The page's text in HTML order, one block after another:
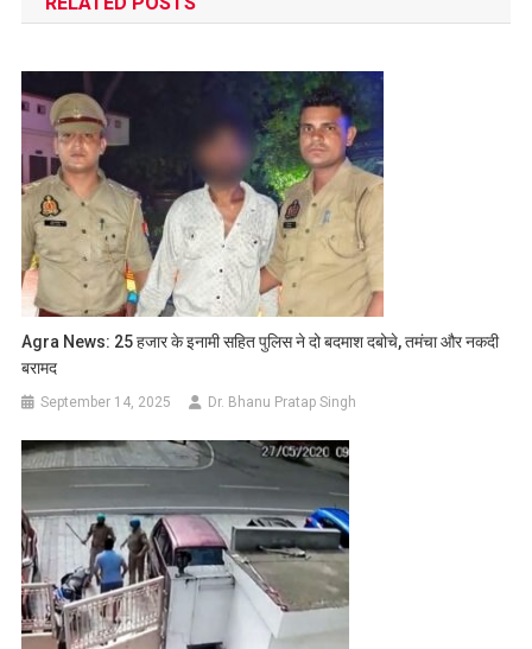
Agra News: 25 हजार के इनामी सहित पुलिस ने दो बदमाश दबोचे, तमंचा और नकदी
बरामद
September 14, 2025 Dr. Bhanu Pratap Singh